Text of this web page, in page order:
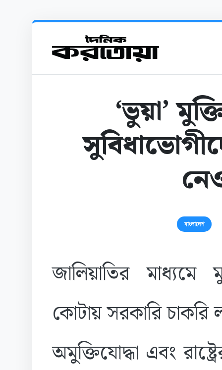
‘ভুয়া’
বাংলাদেশ
জালিয়াতির মাধ্যমে
কোটায় সরকারি চাকরি
অমুক্তিযোদ্ধা এবং